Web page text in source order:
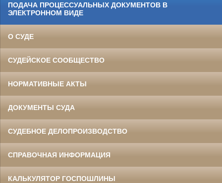
ПОДАЧА ПРОЦЕССУАЛЬНЫХ ДОКУМЕНТОВ В
ЭЛЕКТРОННОМ ВИДЕ
О СУДЕ
СУДЕЙСКОЕ СООБЩЕСТВО
НОРМАТИВНЫЕ АКТЫ
ДОКУМЕНТЫ СУДА
СУДЕБНОЕ ДЕЛОПРОИЗВОДСТВО
СПРАВОЧНАЯ ИНФОРМАЦИЯ
КАЛЬКУЛЯТОР ГОСПОШЛИНЫ